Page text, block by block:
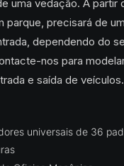
uma vedação. A partir
parque, precisará de
dependendo do
nos para
e saída de veículos.
universais de 36